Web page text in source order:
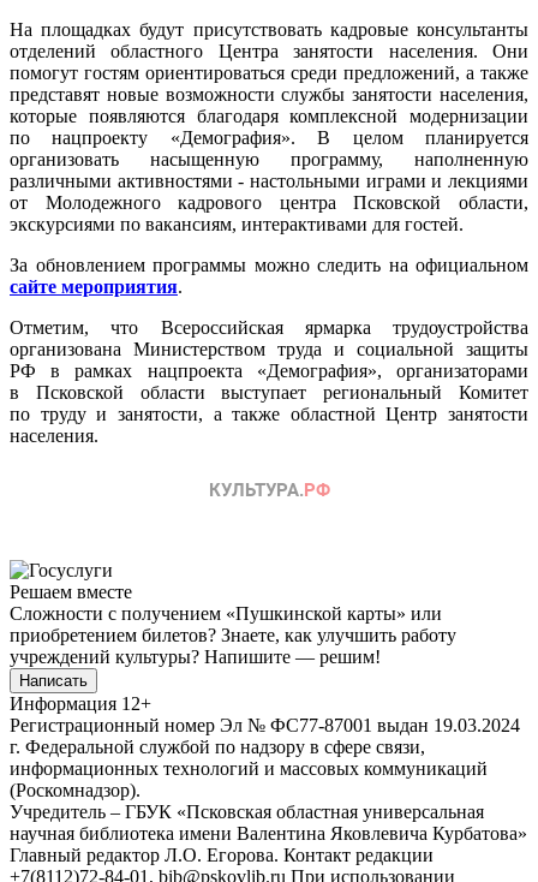
На площадках будут присутствовать кадровые консультанты
отделений областного Центра занятости населения. Они
помогут гостям ориентироваться среди предложений, а также
представят новые возможности службы занятости населения,
которые появляются благодаря комплексной модернизации
по нацпроекту «Демография». В целом планируется
организовать насыщенную программу, наполненную
различными активностями - настольными играми и лекциями
от Молодежного кадрового центра Псковской области,
экскурсиями по вакансиям, интерактивами для гостей.
За обновлением программы можно следить на официальном
сайте мероприятия.
Отметим, что Всероссийская ярмарка трудоустройства
организована Министерством труда и социальной защиты
РФ в рамках нацпроекта «Демография», организаторами
в Псковской области выступает региональный Комитет
по труду и занятости, а также областной Центр занятости
населения.
Решаем вместе
Сложности с получением «Пушкинской карты» или
приобретением билетов? Знаете, как улучшить работу
учреждений культуры? Напишите — решим!
Написать
Информация 12+
Регистрационный номер Эл № ФС77-87001 выдан 19.03.2024
г. Федеральной службой по надзору в сфере связи,
информационных технологий и массовых коммуникаций
(Роскомнадзор).
Учредитель – ГБУК «Псковская областная универсальная
научная библиотека имени Валентина Яковлевича Курбатова»
Главный редактор Л.О. Егорова. Контакт редакции
+7(8112)72-84-01, bib@pskovlib.ru При использовании